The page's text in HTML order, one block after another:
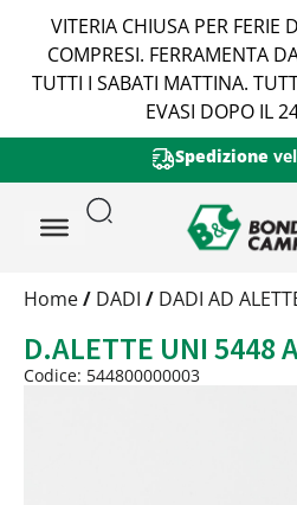
VITERIA CHIUSA PER FERIE
COMPRESI. FERRAMENTA
TUTTI I SABATI MATTINA.
EVASI DOPO IL
Spedizione
Trattamento
Peso
Quantità
Home/ DADI / DADI AD
D.ALETTE UNI 5448
Codice: 544800000003